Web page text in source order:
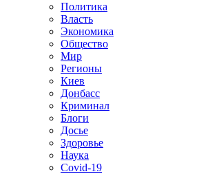
Политика
Власть
Экономика
Общество
Мир
Регионы
Киев
Донбасс
Криминал
Блоги
Досье
Здоровье
Наука
Covid-19